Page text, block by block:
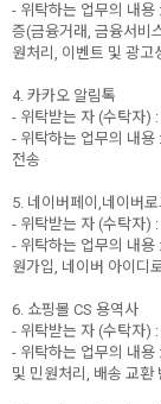
- 위탁하는 업무의 내용
증(금융거래, 금융서비
원처리, 이벤트 및 광고
4. 카카오 알림톡
- 위탁받는 자 (수탁자)
- 위탁하는 업무의 내용
전송
5. 네이버페이,네이버로
- 위탁받는 자 (수탁자) :
- 위탁하는 업무의 내용
원가입, 네이버 아이디
6. 쇼핑몰 CS 용역사
- 위탁받는 자 (수탁자)
- 위탁하는 업무의 내용
및 민원처리, 배송 교환